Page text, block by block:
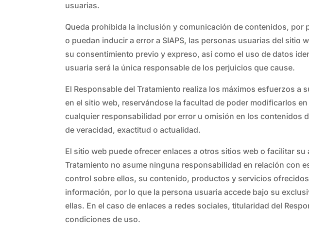
usuarias.
Queda prohibida la inclusión y comunicación de contenidos,
o puedan inducir a error a SIAPS, las personas usuarias del
su consentimiento previo y expreso, así como el uso de datos
usuaria será la única responsable de los perjuicios que cause.
El Responsable del Tratamiento realiza los máximos esfuerzos
en el sitio web, reservándose la facultad de poder modificarlos
cualquier responsabilidad por error u omisión en los contenidos
de veracidad, exactitud o actualidad.
El sitio web puede ofrecer enlaces a otros sitios web o facilitar
Tratamiento no asume ninguna responsabilidad en relación con
control sobre ellos, su contenido, productos y servicios
información, por lo que la persona usuaria accede bajo su
ellas. En el caso de enlaces a redes sociales, titularidad del
condiciones de uso.